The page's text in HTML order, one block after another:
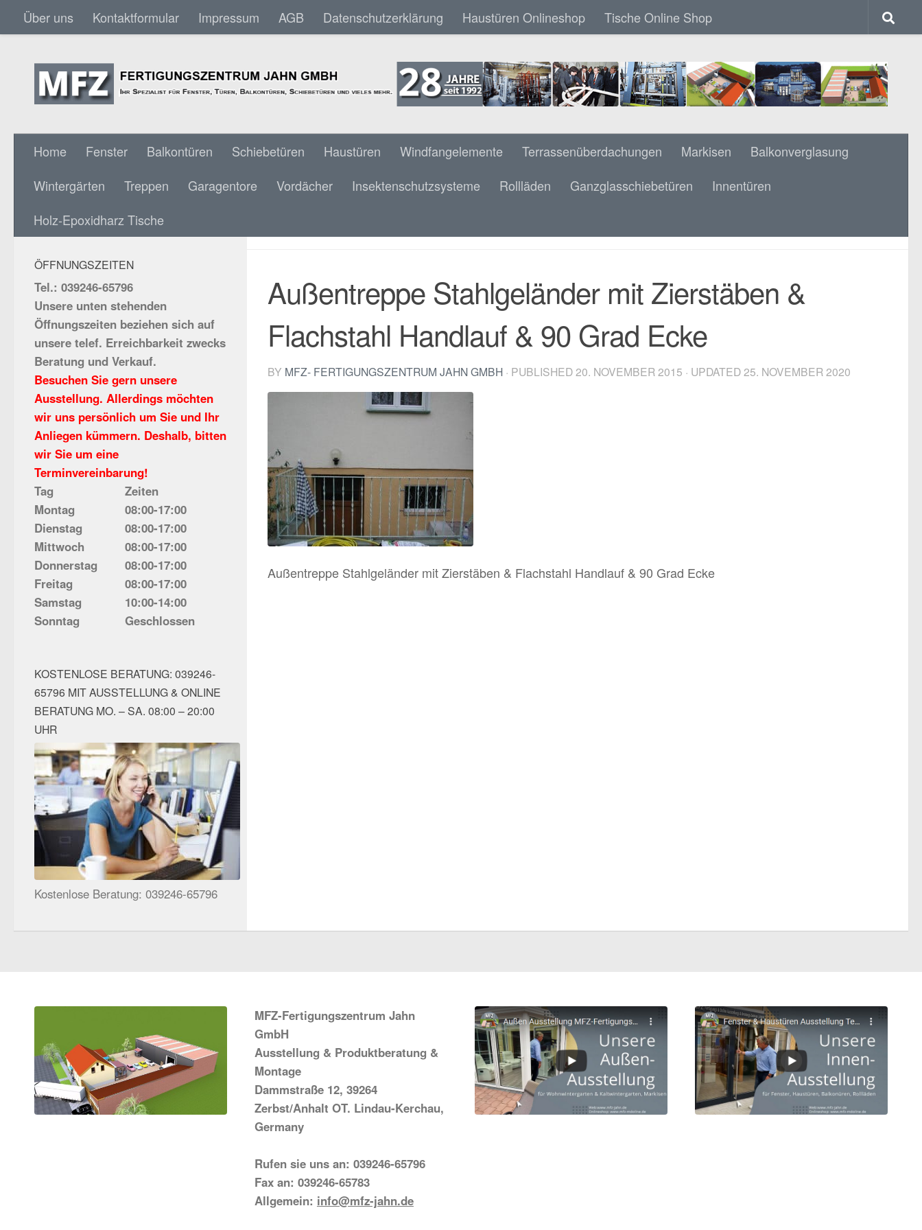
Skip to content
Über uns Kontaktformular Impressum AGB Datenschutzerklärung Haustüren Onlineshop Tische Online Shop
Home Fenster Balkontüren Schiebetüren Haustüren Windfangelemente Terrassenüberdachungen Markisen
Balkonverglasung
Wintergärten
Treppen Garagentore Vordächer Insektenschutzsysteme Rollläden Ganzglasschiebetüren
Innentüren
Holz-Epoxidharz Tische
Außentreppe Stahlgeländer mit Zierstäben &
Flachstahl Handlauf & 90 Grad Ecke
BY MFZ- FERTIGUNGSZENTRUM JAHN GMBH · PUBLISHED 20. NOVEMBER 2015 · UPDATED 25. NOVEMBER 2020
Außentreppe Stahlgeländer mit Zierstäben & Flachstahl Handlauf & 90 Grad Ecke
SOCIAL MEDIA:
ÖFFNUNGSZEITEN
Tel.: 039246-65796
Unsere unten stehenden
Öffnungszeiten beziehen sich auf
unsere telef. Erreichbarkeit zwecks
Beratung und Verkauf.
Besuchen Sie gern unsere
Ausstellung. Allerdings möchten
wir uns persönlich um Sie und Ihr
Anliegen kümmern. Deshalb, bitten
wir Sie um eine
Terminvereinbarung!
Tag
Zeiten
Montag
08:00-17:00
Dienstag
08:00-17:00
Mittwoch
08:00-17:00
Donnerstag
08:00-17:00
Freitag
08:00-17:00
Samstag
10:00-14:00
Sonntag
Geschlossen
KOSTENLOSE BERATUNG: 039246-
65796 MIT AUSSTELLUNG & ONLINE
BERATUNG MO. – SA. 08:00 – 20:00
UHR
Kostenlose Beratung: 039246-65796
MFZ-Fertigungszentrum Jahn
GmbH
Ausstellung & Produktberatung &
Montage
Dammstraße 12, 39264
Zerbst/Anhalt OT. Lindau-Kerchau,
Germany
Rufen sie uns an: 039246-65796
Fax an: 039246-65783
Allgemein: info@mfz-jahn.de